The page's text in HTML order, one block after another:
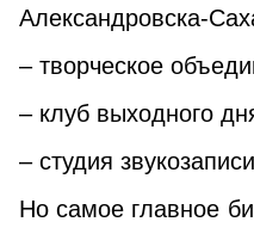
Александровска-
– творческое
– клуб выходного
– студия
Но самое главное